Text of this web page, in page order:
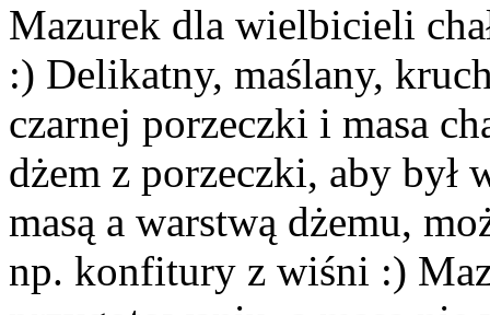
Mazurek dla wielbicieli
:) Delikatny, maślany,
czarnej porzeczki i masa
dżem z porzeczki, aby był
masą a warstwą dżemu,
np. konfitury z wiśni :)